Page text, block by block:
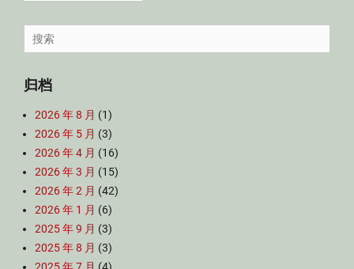
Search
for:
归档
2026 年 8 月 (1)
2026 年 5 月 (3)
2026 年 4 月 (16)
2026 年 3 月 (15)
2026 年 2 月 (42)
2026 年 1 月 (6)
2025 年 9 月 (3)
2025 年 8 月 (3)